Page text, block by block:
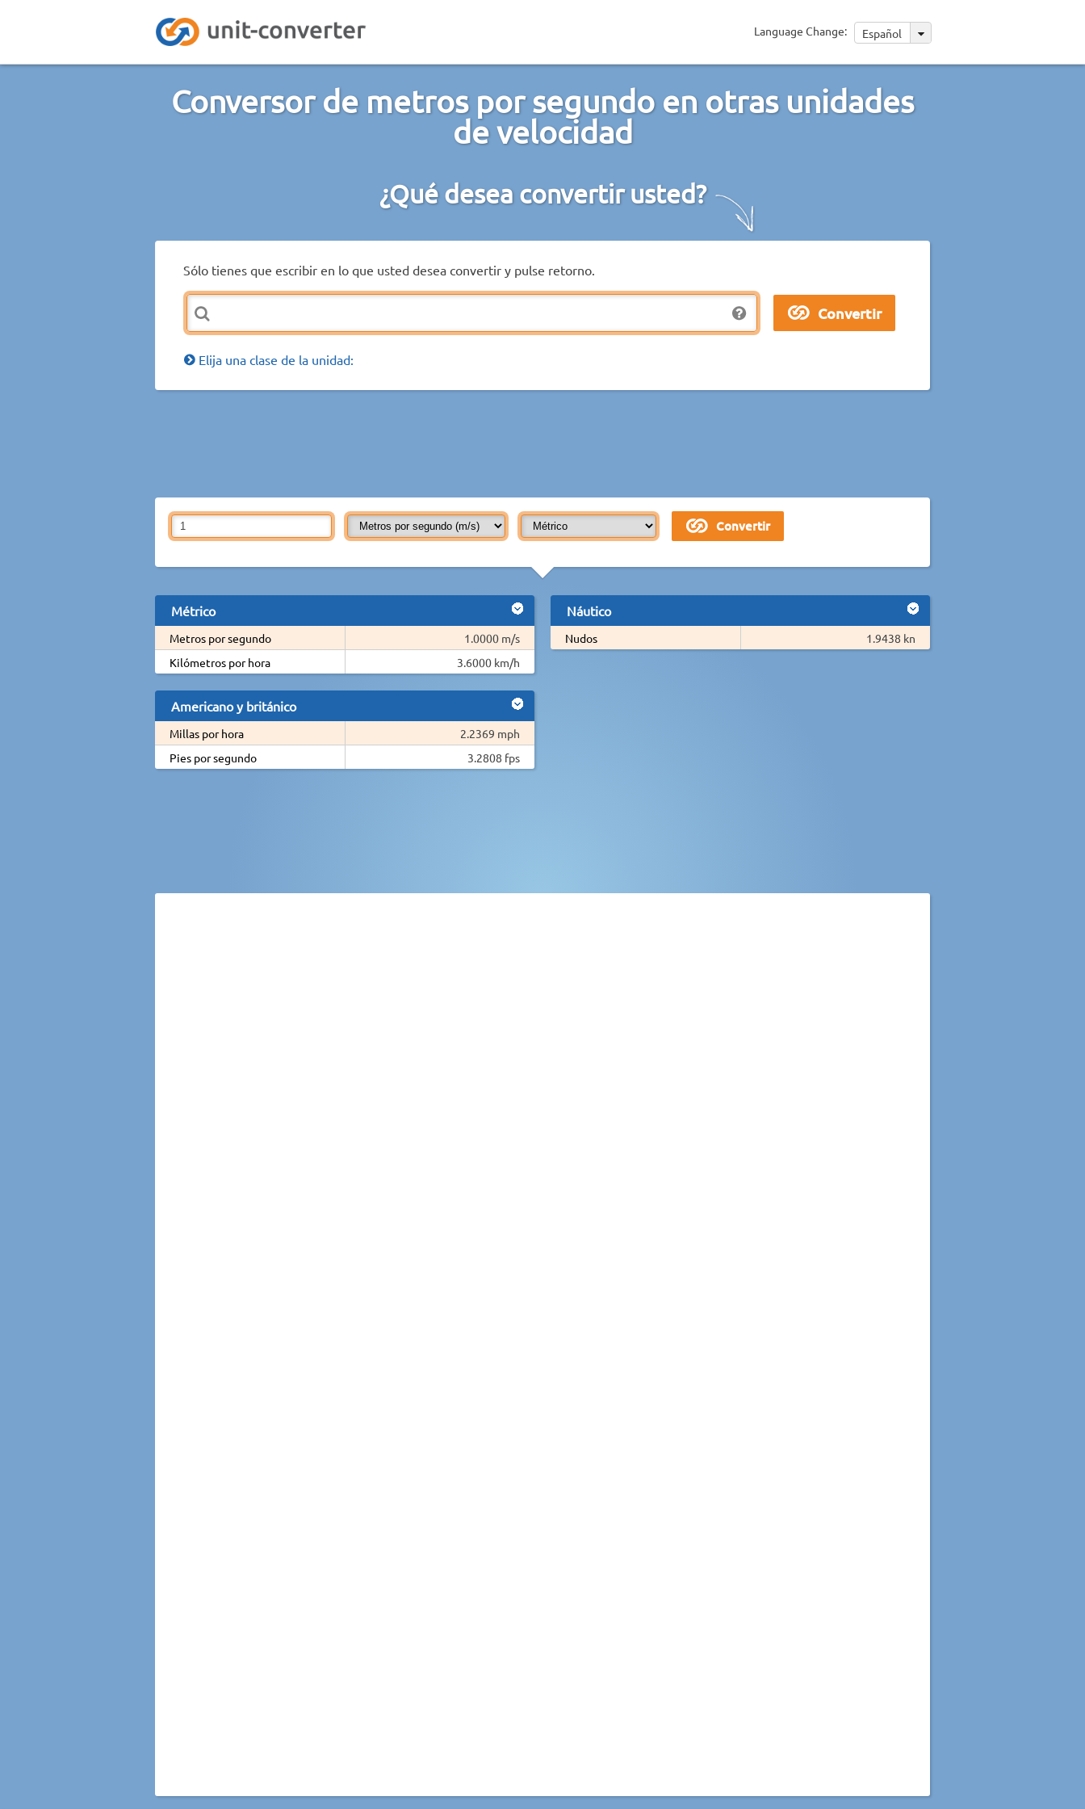
Language Change: Español
Conversor de metros por segundo en otras unidades
de velocidad
¿Qué desea convertir usted?
Sólo tienes que escribir en lo que usted desea convertir y pulse retorno.
Elija una clase de la unidad:
Métrico
Metros por segundo
1.0000 m/s
Kilómetros por hora
3.6000 km/h
Americano y británico
Millas por hora
2.2369 mph
Pies por segundo
3.2808 fps
Náutico
Nudos 1.9438 kn